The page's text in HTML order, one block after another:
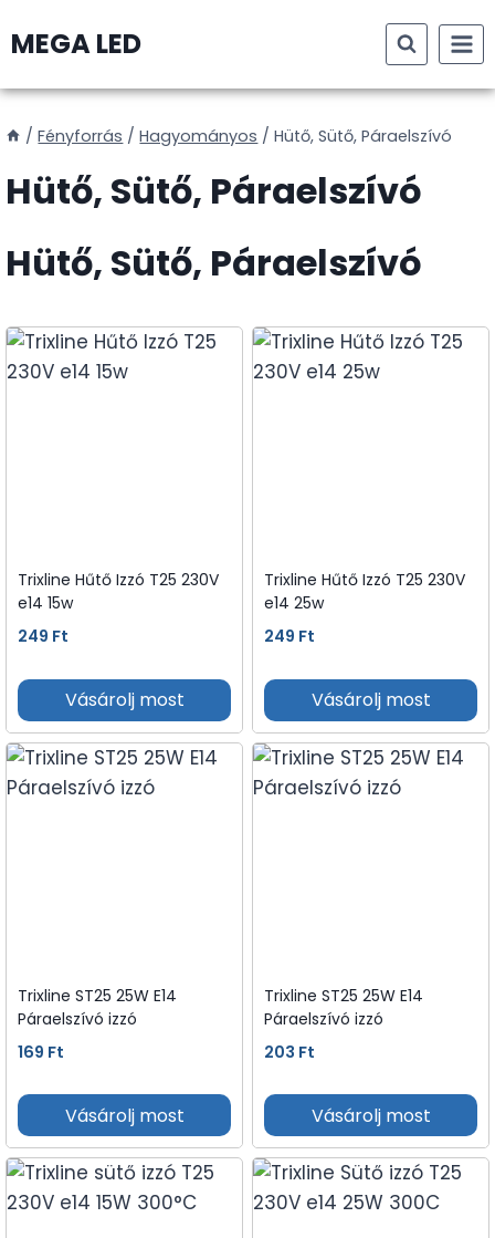
toMEGA LED
/ Fényforrás / Hagyományos / Hütő, Sütő, Páraelszívó
Hütő, Sütő, Páraelszívó
Hütő, Sütő, Páraelszívó
Trixline Hűtő Izzó T25 230V
e14 15w
249 Ft
Vásárolj most
Trixline Hűtő Izzó T25 230V
e14 25w
249 Ft
Vásárolj most
Trixline ST25 25W E14
Páraelszívó izzó
169 Ft
Vásárolj most
Trixline ST25 25W E14
Páraelszívó izzó
203 Ft
Vásárolj most